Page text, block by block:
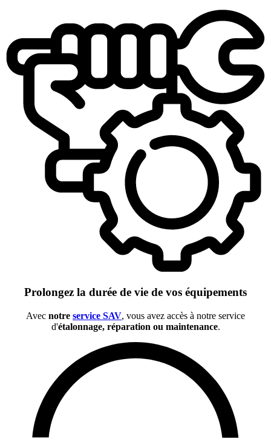
Prolongez la durée de vie de vos équipements
Avec notre service SAV, vous avez accès à notre service
d'étalonnage, réparation ou maintenance.